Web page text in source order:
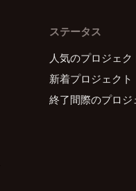
ステータス
人気のプロジェク
新着プロジェクト
終了間際のプロジ